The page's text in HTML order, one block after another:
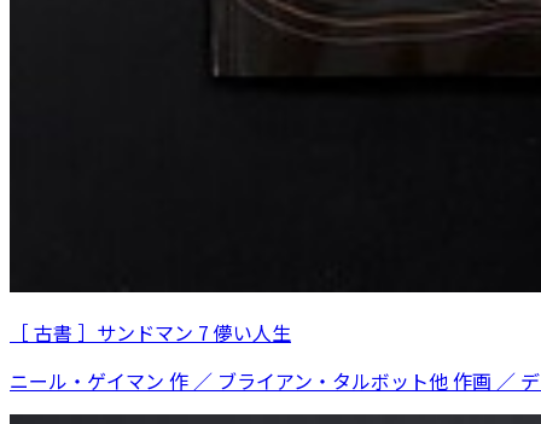
［ 古書 ］サンドマン 7 儚い人生
ニール・ゲイマン 作 ／ ブライアン・タルボット他 作画 ／